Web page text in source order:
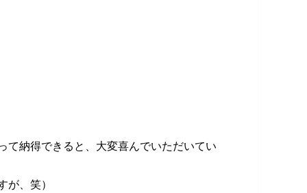
て納得できると、大変喜んでいただいてい
、笑）